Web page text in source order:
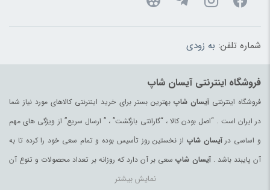
شماره تلفن: به زودی
فروشگاه اینترنتی آیسان شاپ
فروشگاه اینترنتیآیسان شاپبهترین بستر برای خرید اینترنتی کالاهای مورد نیاز شما
در ایران است . “اصل بودن کالا ، “گارانتی بازگشت” ، ” ارسال سریع” از ویژگی های مهم
و اساسی درآیسان شاپ از نخستین روز تأسیس بوده و تمام سعی خود را کرده تا به
آن پایبند باشد .آیسان شاپ سعی بر آن دارد که روزانه بر تعداد محصولات و تنوع آن
بیفزاید تا بتواند نیاز همه ی افراد با هر نوع سلیقه را در خرید محصولات اینترنتی مرتفع
نمایش بیشتر